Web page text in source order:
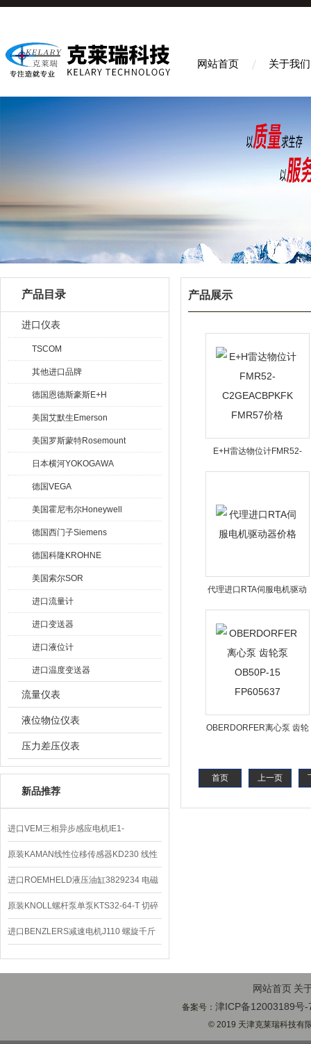
网站首页 关于我们
产品目录
进口仪表
TSCOM
其他进口品牌
德国恩德斯豪斯E+H
美国艾默生Emerson
美国罗斯蒙特Rosemount
日本横河YOKOGAWA
德国VEGA
美国霍尼韦尔Honeywell
德国西门子Siemens
德国科隆KROHNE
美国索尔SOR
进口流量计
进口变送器
进口液位计
进口温度变送器
流量仪表
液位物位仪表
压力差压仪表
新品推荐
进口VEM三相异步感应电机IE1-
K21R80G4马达
原装KAMAN线性位移传感器KD230 线性
编码器
进口ROEMHELD液压油缸3829234 电磁
阀定位器
原装KNOLL螺杆泵单泵KTS32-64-T 切碎
排屑机
进口BENZLERS减速电机J110 螺旋千斤
顶BD-58
产品展示
E+H雷达物位计FMR52-
C2GEACBPKFK FMR57价
代理进口RTA伺服电机驱动
器价格
OBERDORFER离心泵 齿轮
首页 上一页
网站首页 关
备案号：津ICP备12003189号-
© 2019 天津克莱瑞科技有